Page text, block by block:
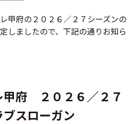
甲府の２０２６／２７シーズンの
しましたので、下記の通りお知ら
甲府 ２０２６／２７
スローガン